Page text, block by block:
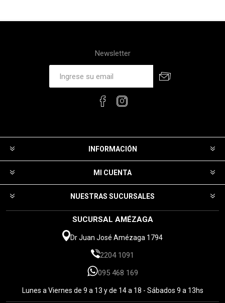
Newsletter
INFORMACIÓN
MI CUENTA
NUESTRAS SUCURSALES
SUCURSAL AMÉZAGA
Dr Juan José Amézaga 1794
2204 1091
095 468 169
Lunes a Viernes de 9 a 13 y de 14 a 18 - Sábados 9 a 13hs